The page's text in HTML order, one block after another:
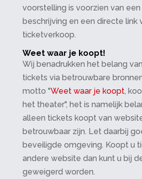
voorstelling is voorzien van
beschrijving en een directe link
ticketverkoop.
Weet waar je koopt!
Wij benadrukken het belang
tickets via betrouwbare
motto "Weet waar je koopt,
het theater", het is namelijk
alleen tickets koopt van
betrouwbaar zijn. Let daarbij
beveiligde omgeving. Koopt u
andere website dan kunt u bij
geweigerd worden.